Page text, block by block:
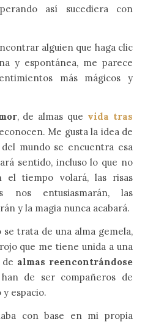
así sucediera con
alguien que haga clic
y espontánea, me parece
más mágicos y
, de almas que vida tras
Me gusta la idea de
mundo se encuentra esa
sentido, incluso lo que no
el tiempo volará, las risas
nos entusiasmarán, las
y la magia nunca acabará.
trata de una alma gemela,
que me tiene unida a una
almas reencontrándose
de ser compañeros de
espacio.
con base en mi propia